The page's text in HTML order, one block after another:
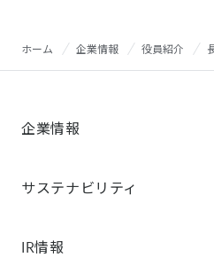
ホーム 企業情報 役員紹介
企業情報
サステナビリティ
IR情報